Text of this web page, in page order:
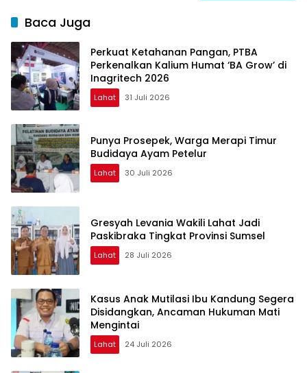
Baca Juga
Perkuat Ketahanan Pangan, PTBA
Perkenalkan Kalium Humat ‘BA Grow’ di
Inagritech 2026
Lahat 31 Juli 2026
Punya Prosepek, Warga Merapi Timur
Budidaya Ayam Petelur
Lahat 30 Juli 2026
Gresyah Levania Wakili Lahat Jadi
Paskibraka Tingkat Provinsi Sumsel
Lahat 28 Juli 2026
Kasus Anak Mutilasi Ibu Kandung Segera
Disidangkan, Ancaman Hukuman Mati
Mengintai
Lahat 24 Juli 2026